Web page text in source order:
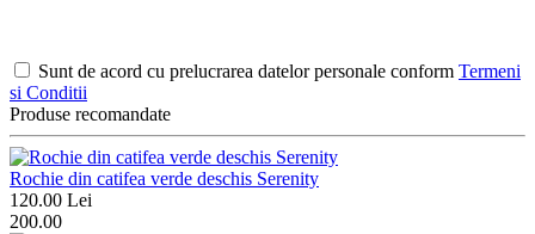
Sunt de acord cu prelucrarea datelor personale conform Termeni
si Conditii
Produse recomandate
Rochie din catifea verde deschis Serenity
120.00 Lei
200.00